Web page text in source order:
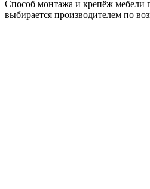
Способ монтажа и крепёж мебели
выбирается производителем по